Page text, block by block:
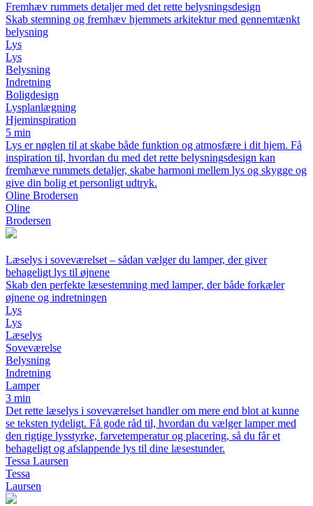
Fremhæv rummets detaljer med det rette belysningsdesign
Skab stemning og fremhæv hjemmets arkitektur med gennemtænkt
belysning
Lys
Lys
Belysning
Indretning
Boligdesign
Lysplanlægning
Hjeminspiration
5 min
Lys er nøglen til at skabe både funktion og atmosfære i dit hjem. Få
inspiration til, hvordan du med det rette belysningsdesign kan
fremhæve rummets detaljer, skabe harmoni mellem lys og skygge og
give din bolig et personligt udtryk.
Oline Brodersen
Oline
Brodersen
Læselys i soveværelset – sådan vælger du lamper, der giver
behageligt lys til øjnene
Skab den perfekte læsestemning med lamper, der både forkæler
øjnene og indretningen
Lys
Lys
Læselys
Soveværelse
Belysning
Indretning
Lamper
3 min
Det rette læselys i soveværelset handler om mere end blot at kunne
se teksten tydeligt. Få gode råd til, hvordan du vælger lamper med
den rigtige lysstyrke, farvetemperatur og placering, så du får et
behageligt og afslappende lys til dine læsestunder.
Tessa Laursen
Tessa
Laursen